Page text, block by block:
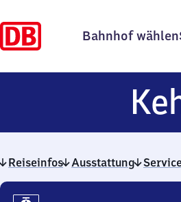
Bahnhof wählen
Reiseinfos Ausstattung
Reiseinfos